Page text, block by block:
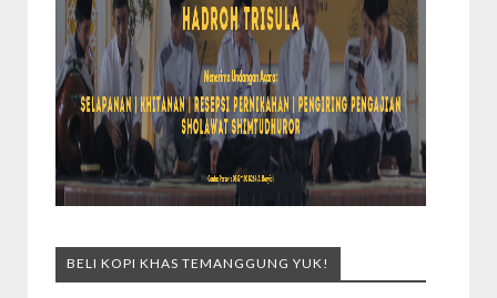
BELI KOPI KHAS TEMANGGUNG YUK!